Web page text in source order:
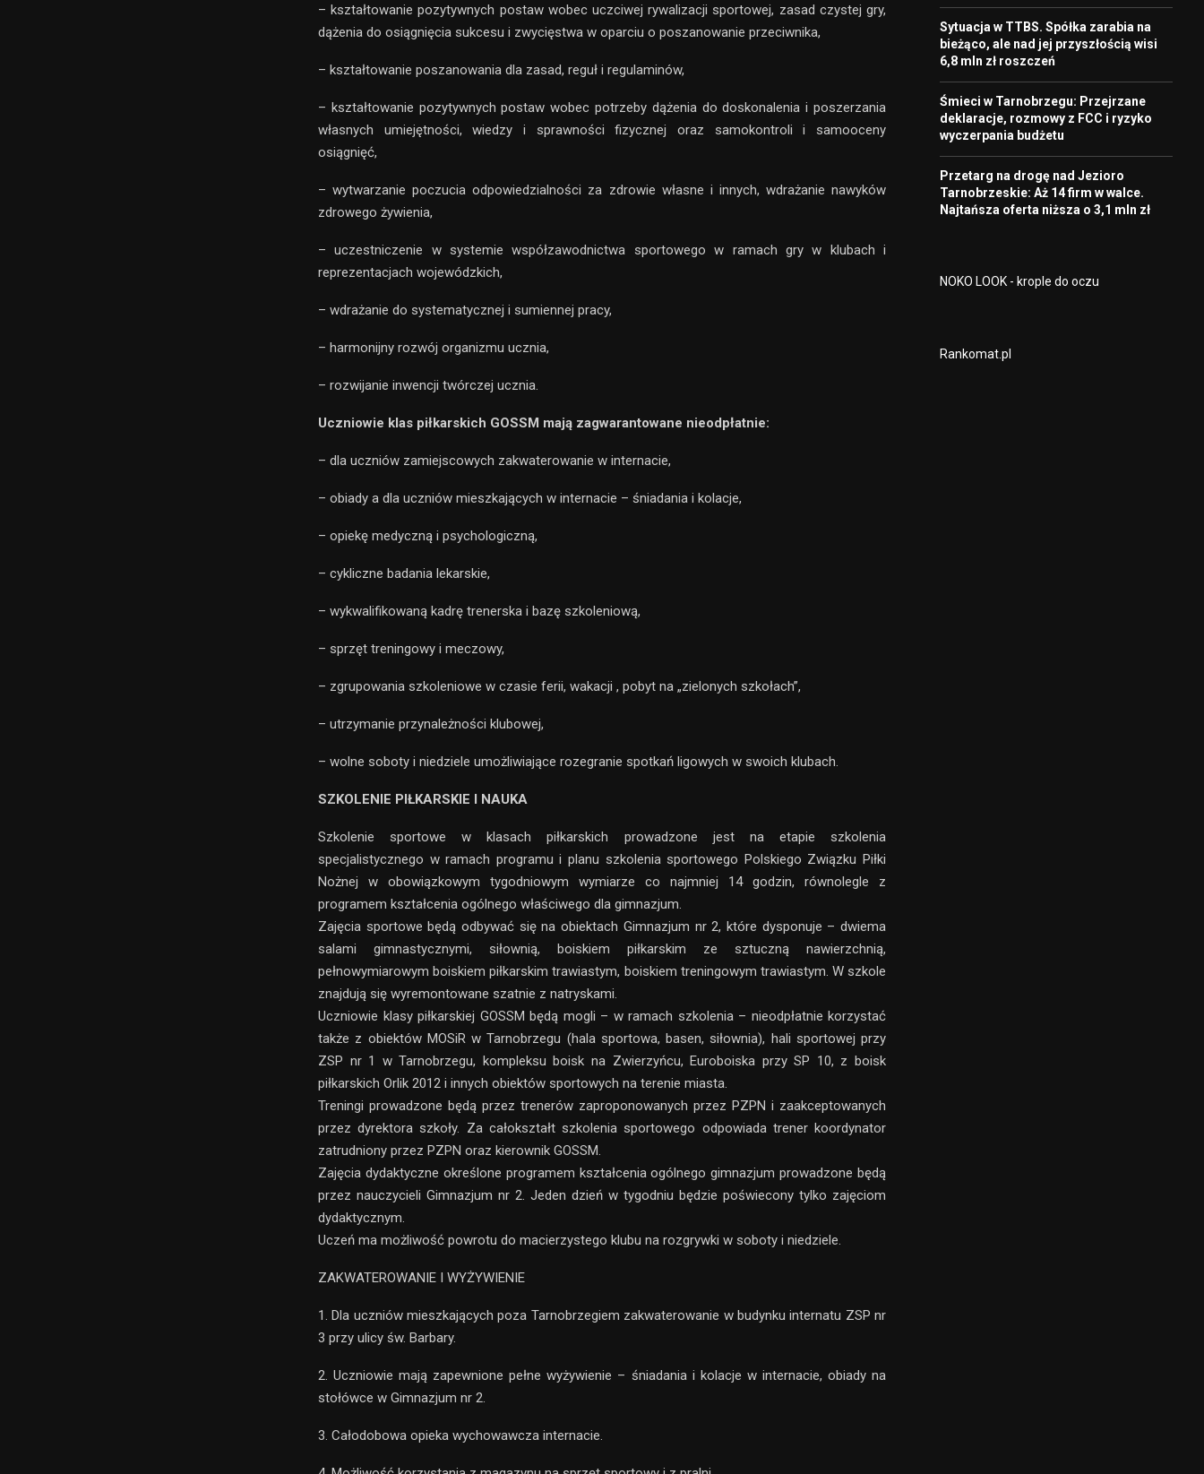
– kształtowanie pozytywnych postaw wobec uczciwej rywalizacji sportowej, zasad czystej gry,
dążenia do osiągnięcia sukcesu i zwycięstwa w oparciu o poszanowanie przeciwnika,
– kształtowanie poszanowania dla zasad, reguł i regulaminów,
– kształtowanie pozytywnych postaw wobec potrzeby dążenia do doskonalenia i poszerzania
własnych umiejętności, wiedzy i sprawności fizycznej oraz samokontroli i samooceny
osiągnięć,
– wytwarzanie poczucia odpowiedzialności za zdrowie własne i innych, wdrażanie nawyków
zdrowego żywienia,
– uczestniczenie w systemie współzawodnictwa sportowego w ramach gry w klubach i
reprezentacjach wojewódzkich,
– wdrażanie do systematycznej i sumiennej pracy,
– harmonijny rozwój organizmu ucznia,
– rozwijanie inwencji twórczej ucznia.
Uczniowie klas piłkarskich GOSSM mają zagwarantowane nieodpłatnie:
– dla uczniów zamiejscowych zakwaterowanie w internacie,
– obiady a dla uczniów mieszkających w internacie – śniadania i kolacje,
– opiekę medyczną i psychologiczną,
– cykliczne badania lekarskie,
– wykwalifikowaną kadrę trenerska i bazę szkoleniową,
– sprzęt treningowy i meczowy,
– zgrupowania szkoleniowe w czasie ferii, wakacji , pobyt na „zielonych szkołach”,
– utrzymanie przynależności klubowej,
– wolne soboty i niedziele umożliwiające rozegranie spotkań ligowych w swoich klubach.
SZKOLENIE PIŁKARSKIE I NAUKA
Szkolenie sportowe w klasach piłkarskich prowadzone jest na etapie szkolenia
specjalistycznego w ramach programu i planu szkolenia sportowego Polskiego Związku Piłki
Nożnej w obowiązkowym tygodniowym wymiarze co najmniej 14 godzin, równolegle z
programem kształcenia ogólnego właściwego dla gimnazjum.
Zajęcia sportowe będą odbywać się na obiektach Gimnazjum nr 2, które dysponuje – dwiema
salami gimnastycznymi, siłownią, boiskiem piłkarskim ze sztuczną nawierzchnią,
pełnowymiarowym boiskiem piłkarskim trawiastym, boiskiem treningowym trawiastym. W szkole
znajdują się wyremontowane szatnie z natryskami.
Uczniowie klasy piłkarskiej GOSSM będą mogli – w ramach szkolenia – nieodpłatnie korzystać
także z obiektów MOSiR w Tarnobrzegu (hala sportowa, basen, siłownia), hali sportowej przy
ZSP nr 1 w Tarnobrzegu, kompleksu boisk na Zwierzyńcu, Euroboiska przy SP 10, z boisk
piłkarskich Orlik 2012 i innych obiektów sportowych na terenie miasta.
Treningi prowadzone będą przez trenerów zaproponowanych przez PZPN i zaakceptowanych
przez dyrektora szkoły. Za całokształt szkolenia sportowego odpowiada trener koordynator
zatrudniony przez PZPN oraz kierownik GOSSM.
Zajęcia dydaktyczne określone programem kształcenia ogólnego gimnazjum prowadzone będą
przez nauczycieli Gimnazjum nr 2. Jeden dzień w tygodniu będzie poświecony tylko zajęciom
dydaktycznym.
Uczeń ma możliwość powrotu do macierzystego klubu na rozgrywki w soboty i niedziele.
ZAKWATEROWANIE I WYŻYWIENIE
1. Dla uczniów mieszkających poza Tarnobrzegiem zakwaterowanie w budynku internatu ZSP nr
3 przy ulicy św. Barbary.
2. Uczniowie mają zapewnione pełne wyżywienie – śniadania i kolacje w internacie, obiady na
stołówce w Gimnazjum nr 2.
3. Całodobowa opieka wychowawcza internacie.
Sytuacja w TTBS. Spółka zarabia na
bieżąco, ale nad jej przyszłością wisi
6,8 mln zł roszczeń
Śmieci w Tarnobrzegu: Przejrzane
deklaracje, rozmowy z FCC i ryzyko
wyczerpania budżetu
Przetarg na drogę nad Jezioro
Tarnobrzeskie: Aż 14 firm w walce.
Najtańsza oferta niższa o 3,1 mln zł
NOKO LOOK - krople do oczu
Rankomat.pl